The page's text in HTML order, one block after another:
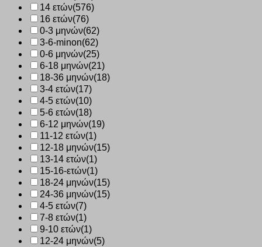
14 ετών(576)
16 ετών(76)
0-3 μηνών(62)
3-6-minon(62)
0-6 μηνών(25)
6-18 μηνών(21)
18-36 μηνών(18)
3-4 ετών(17)
4-5 ετών(10)
5-6 ετών(18)
6-12 μηνών(19)
11-12 ετών(1)
12-18 μηνών(15)
13-14 ετών(1)
15-16-ετών(1)
18-24 μηνών(15)
24-36 μηνών(15)
4-5 ετών(7)
7-8 ετών(1)
9-10 ετών(1)
12-24 μηνών(5)